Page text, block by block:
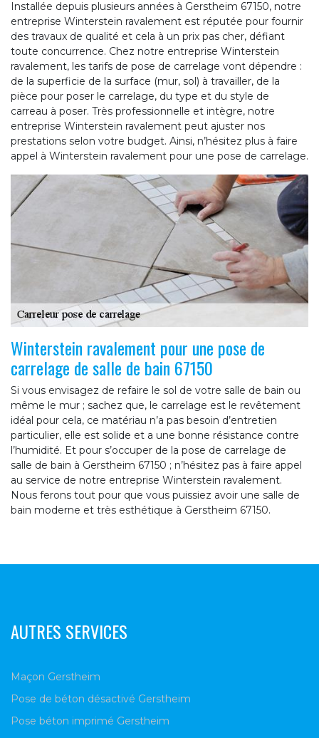
Installée depuis plusieurs années à Gerstheim 67150, notre
entreprise Winterstein ravalement est réputée pour fournir
des travaux de qualité et cela à un prix pas cher, défiant
toute concurrence. Chez notre entreprise Winterstein
ravalement, les tarifs de pose de carrelage vont dépendre :
de la superficie de la surface (mur, sol) à travailler, de la
pièce pour poser le carrelage, du type et du style de
carreau à poser. Très professionnelle et intègre, notre
entreprise Winterstein ravalement peut ajuster nos
prestations selon votre budget. Ainsi, n’hésitez plus à faire
appel à Winterstein ravalement pour une pose de carrelage.
Winterstein ravalement pour une pose de
carrelage de salle de bain 67150
Si vous envisagez de refaire le sol de votre salle de bain ou
même le mur ; sachez que, le carrelage est le revêtement
idéal pour cela, ce matériau n’a pas besoin d’entretien
particulier, elle est solide et a une bonne résistance contre
l’humidité. Et pour s’occuper de la pose de carrelage de
salle de bain à Gerstheim 67150 ; n’hésitez pas à faire appel
au service de notre entreprise Winterstein ravalement.
Nous ferons tout pour que vous puissiez avoir une salle de
bain moderne et très esthétique à Gerstheim 67150.
AUTRES SERVICES
Maçon Gerstheim
Pose de béton désactivé Gerstheim
Pose béton imprimé Gerstheim